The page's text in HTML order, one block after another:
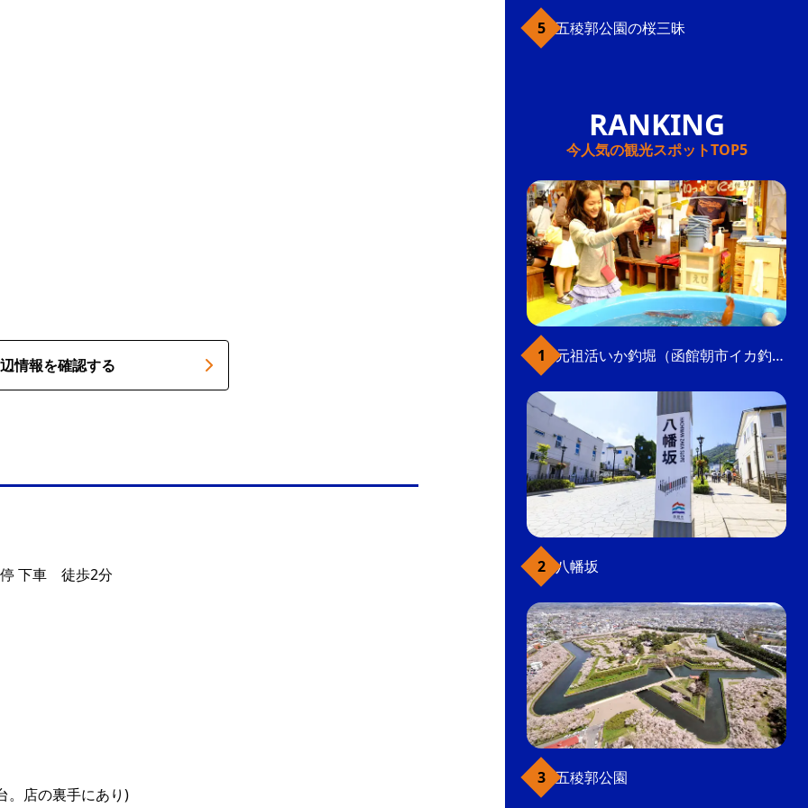
情報を確認する
下車 徒歩2分
。店の裏手にあり)
五稜郭公園の桜三昧
今人気の観光スポットTOP5
元祖活いか釣堀（函館朝市イカ釣り体験）
八幡坂
五稜郭公園